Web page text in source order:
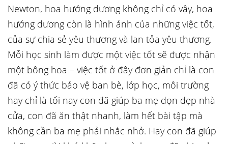
Newton, hoa hướng dương không chỉ có vậy, hoa
hướng dương còn là hình ảnh của những việc tốt,
của sự chia sẻ yêu thương và lan tỏa yêu thương.
Mỗi học sinh làm được một việc tốt sẽ được nhận
một bông hoa – việc tốt ở đây đơn giản chỉ là con
đã có ý thức bảo vệ bạn bè, lớp học, môi trường
hay chỉ là tối nay con đã giúp ba mẹ dọn dẹp nhà
cửa, con đã ăn thật nhanh, làm hết bài tập mà
không cần ba mẹ phải nhắc nhở. Hay con đã giúp